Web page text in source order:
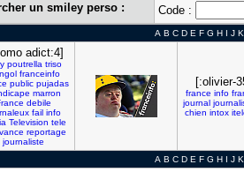
un smiley perso : Code :
A B C D E F G H I J K
adict:4]
poutrella triso
franceinfo
public pujadas
marron
debile
fail info
Television tele
reportage
journaliste
[:olivier-
france info
journal
chien intox
A B C D E F G H I J K